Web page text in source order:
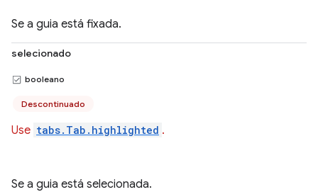
Se a guia está fixada.
selecionado
booleano
Descontinuado
Use tabs.Tab.highlighted .
Se a guia está selecionada.